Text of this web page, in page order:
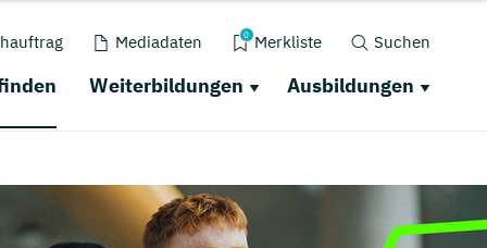
Mediadaten 0 Merkliste Suchen
Weiterbildungen Ausbildungen